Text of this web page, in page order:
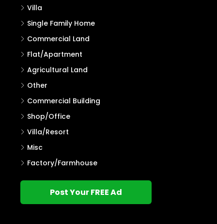
Villa
Single Family Home
Commercial Land
Flat/Apartment
Agricultural Land
Other
Commercial Building
Shop/Office
Villa/Resort
Misc
Factory/Farmhouse
Post Your FREE Ad